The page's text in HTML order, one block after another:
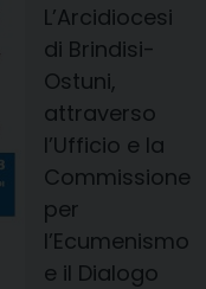
L’Arcidiocesi
di Brindisi-
Ostuni,
attraverso
l’Ufficio e la
Commissione
per
l’Ecumenismo
e il Dialogo